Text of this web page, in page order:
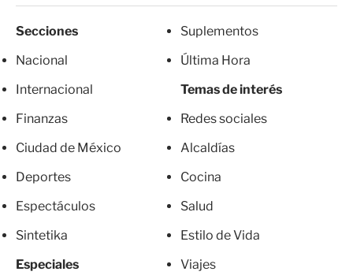
Secciones
Nacional
Internacional
Finanzas
Ciudad de México
Deportes
Espectáculos
Sintetika
Especiales
Suplementos
Última Hora
Temas de interés
Redes sociales
Alcaldías
Cocina
Salud
Estilo de Vida
Viajes